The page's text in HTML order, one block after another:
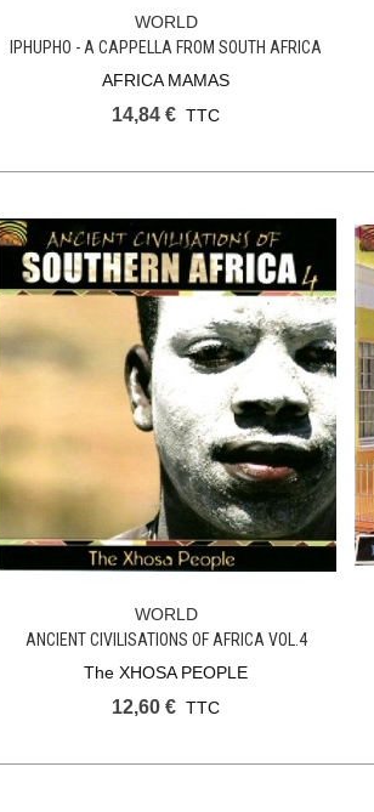
Ajouter Au Panier
WORLD
IPHUPHO - A CAPPELLA FROM SOUTH AFRICA
AFRICA MAMAS
14,84 € TTC
Ajouter Au Panier
WORLD
ANCIENT CIVILISATIONS OF AFRICA VOL.4
The XHOSA PEOPLE
12,60 € TTC